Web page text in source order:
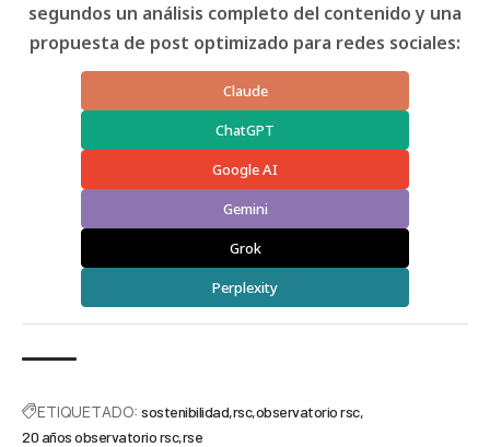
segundos un análisis completo del contenido y una
propuesta de post optimizado para redes sociales:
Claude
ChatGPT
Google AI
Gemini
Grok
Perplexity
ETIQUETADO: sostenibilidad rsc observatorio rsc
20 años observatorio rsc rse